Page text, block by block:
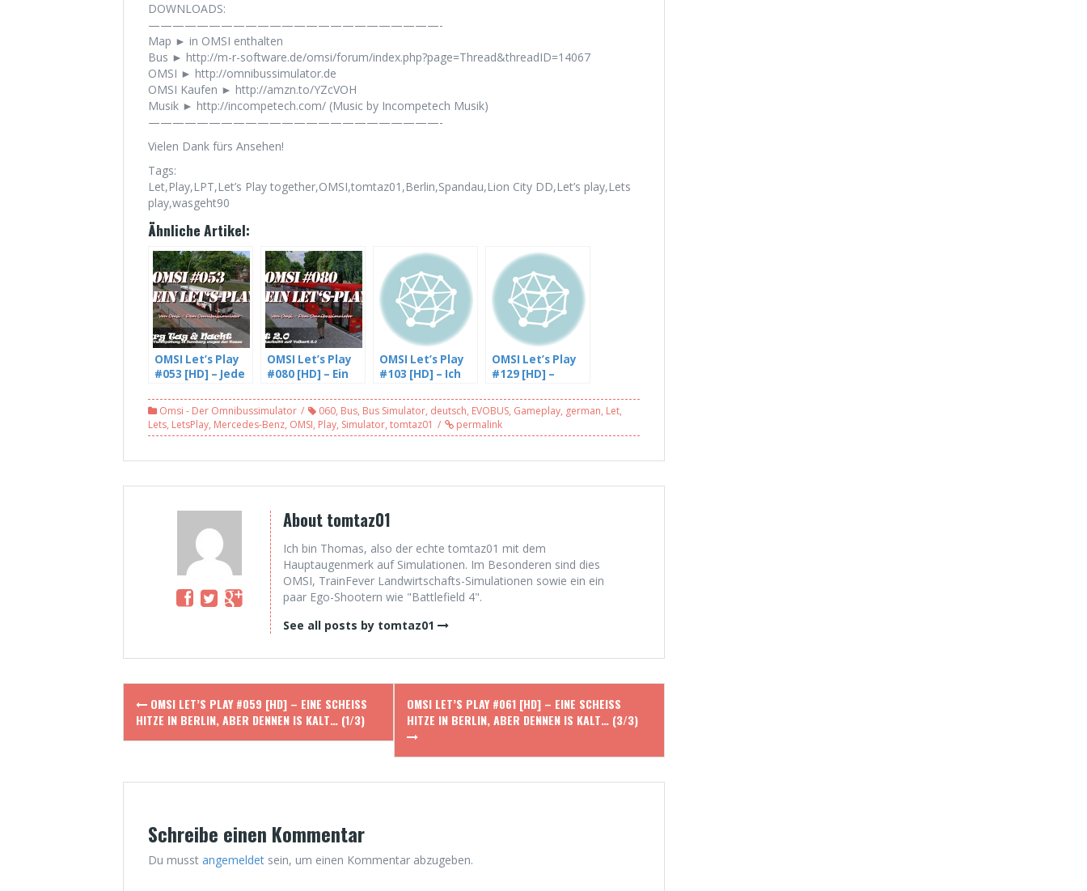
DOWNLOADS:
————————————————————————-
Map ► in OMSI enthalten
Bus ► http://m-r-software.de/omsi/forum/index.php?page=Thread&threadID=14067
OMSI ► http://omnibussimulator.de
OMSI Kaufen ► http://amzn.to/YZcVOH
Musik ► http://incompetech.com/ (Music by Incompetech Musik)
————————————————————————-
Vielen Dank fürs Ansehen!
Tags:
Let,Play,LPT,Let’s Play together,OMSI,tomtaz01,Berlin,Spandau,Lion City DD,Let’s play,Lets
play,wasgeht90
Ähnliche Artikel:
OMSI Let’s Play
#053 [HD] – Jede
Verspätung in
Hamburg wegen
der Kasse (2/3)
OMSI Let’s Play
#080 [HD] – Ein
auf Velbert 2.0,
Linie 763 (1/2)
OMSI Let’s Play
#103 [HD] – Ich
Verspätung
nicht runter in
Ahlheim, Linie 29
OMSI Let’s Play
#129 [HD] –
dem DD – mit
GamingFailer
(1/3)
Omsi - Der Omnibussimulator 060, Bus, Bus Simulator, deutsch, EVOBUS, Gameplay, german, Let,
Lets, LetsPlay, Mercedes-Benz, OMSI, Play, Simulator, tomtaz01 permalink
About tomtaz01
Ich bin Thomas, also der echte tomtaz01 mit dem
Hauptaugenmerk auf Simulationen. Im Besonderen sind dies
OMSI, TrainFever Landwirtschafts-Simulationen sowie ein ein
paar Ego-Shootern wie "Battlefield 4".
See all posts by tomtaz01
Post
navigation
OMSI LET’S PLAY #059 [HD] – EINE SCHEISS H
ITZE IN BERLIN, ABER DENNEN IS KALT… (1/3)
OMSI LET’S PLAY #061 [HD] – EINE SCHEISS H
ITZE IN BERLIN, ABER DENNEN IS KALT… (3/3)
Schreibe einen Kommentar
Du musst angemeldet sein, um einen Kommentar abzugeben.